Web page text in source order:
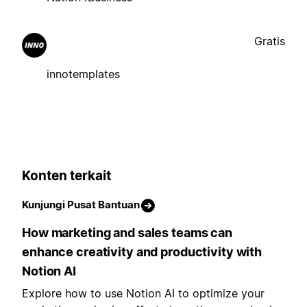
innotemplates
Gratis
Konten terkait
Kunjungi Pusat Bantuan
How marketing and sales teams can
enhance creativity and productivity with
Notion AI
Explore how to use Notion AI to optimize your